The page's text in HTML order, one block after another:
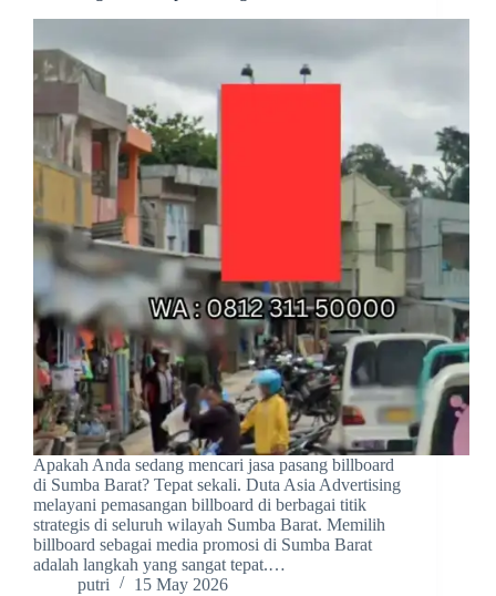
Apakah Anda sedang mencari jasa pasang billboard
di Sumba Barat? Tepat sekali. Duta Asia Advertising
melayani pemasangan billboard di berbagai titik
strategis di seluruh wilayah Sumba Barat. Memilih
billboard sebagai media promosi di Sumba Barat
adalah langkah yang sangat tepat.…
putri
15 May 2026